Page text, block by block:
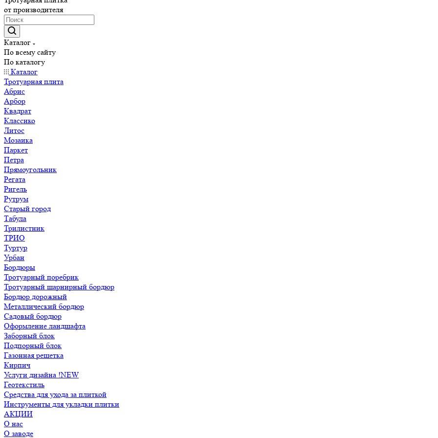
от производителя
Каталог
По всему сайту
По каталогу
Каталог
Тротуарная плита
Абрис
Арбор
Квадрат
Классико
Литос
Мозаика
Паркет
Петра
Прямоугольник
Регата
Ригель
Рутрум
Старый город
Табула
Трилистник
ТРИО
Туртур
Урбан
Бордюры
Тротуарный поребрик
Тротуарный шарнирный бордюр
Бордюр дорожный
Металлический бордюр
Садовый бордюр
Оформление ландшафта
Заборный блок
Подпорный блок
Газонная решетка
Кирпич
Услуги дизайна !NEW
Геотекстиль
Средства для ухода за плиткой
Инструменты для укладки плитки
АКЦИИ
О нас
О заводе